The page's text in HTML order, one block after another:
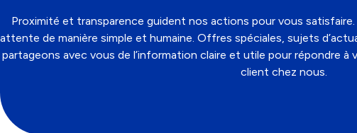
Proximité et transparence guident nos actions pour vous
attente de manière simple et humaine. Offres spéciales, sujets
partageons avec vous de l’information claire et utile pour répondre
client chez nous.